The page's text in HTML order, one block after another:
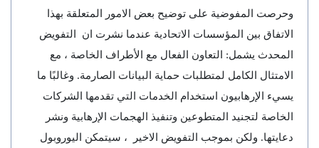
وحرصت المفوضية على توضيح بعض الامور المتعلقة بهذا
الاتفاق بين المؤسسات الاتحادية عندما نشرت ان التفويض
المحدث يشمل: التعاون الفعال مع الأطراف الخاصة ، مع
الامتثال الكامل لمتطلبات حماية البيانات الصارمة. وغالبًا ما
يسيء الإرهابيون استخدام الخدمات التي تقدمها الشركات
الخاصة لتجنيد المتطوعين وتنفيذ الهجمات الإرهابية ونشر
دعايتها. ولكن بموجب التفويض الاخير ، سيتمكن اليوروبول